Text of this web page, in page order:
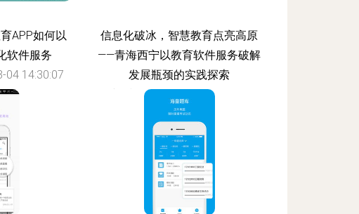
APP如何以
软件服务
04 14:30:07
信息化破冰，智慧教育点亮高原
——青海西宁以教育软件服务破解
发展瓶颈的实践探索
更新时间：2026-08-04 13:29:02